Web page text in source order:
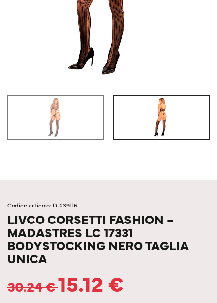
Codice articolo: D-239116
LIVCO CORSETTI FASHION –
MADASTRES LC 17331
BODYSTOCKING NERO TAGLIA
UNICA
30.24€15.12€